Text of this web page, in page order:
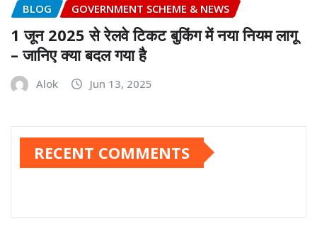
BLOG GOVERNMENT SCHEME & NEWS
1 जून 2025 से रेलवे टिकट बुकिंग में नया नियम लागू
– जानिए क्या बदल गया है
Alok Jun 13, 2025
RECENT COMMENTS